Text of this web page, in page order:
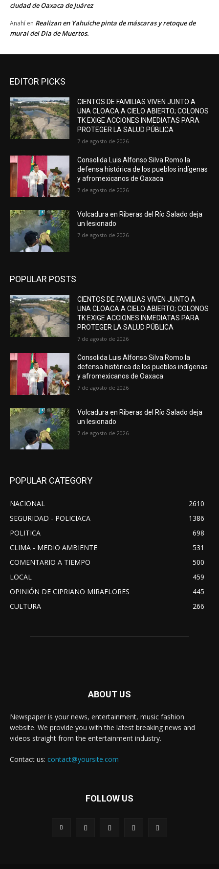
ciudad de Oaxaca de Juárez
Anahí en Realizan en Yahuiche pinta de máscaras y retoque de
mural del Día de Muertos.
EDITOR PICKS
CIENTOS DE FAMILIAS VIVEN JUNTO A
UNA CLOACA A CIELO ABIERTO; COLONOS
TK EXIGE ACCIONES INMEDIATAS PARA
PROTEGER LA SALUD PÚBLICA
7 de agosto de 2026
Consolida Luis Alfonso Silva Romo la
defensa histórica de los pueblos indígenas
y afromexicanos de Oaxaca
7 de agosto de 2026
Volcadura en Riberas del Río Salado deja
un lesionado
7 de agosto de 2026
POPULAR POSTS
CIENTOS DE FAMILIAS VIVEN JUNTO A
UNA CLOACA A CIELO ABIERTO; COLONOS
TK EXIGE ACCIONES INMEDIATAS PARA
PROTEGER LA SALUD PÚBLICA
7 de agosto de 2026
Consolida Luis Alfonso Silva Romo la
defensa histórica de los pueblos indígenas
y afromexicanos de Oaxaca
7 de agosto de 2026
Volcadura en Riberas del Río Salado deja
un lesionado
7 de agosto de 2026
POPULAR CATEGORY
NACIONAL
2610
SEGURIDAD - POLICIACA
1386
POLITICA
698
CLIMA - MEDIO AMBIENTE
531
COMENTARIO A TIEMPO
500
LOCAL
459
OPINIÓN DE CIPRIANO MIRAFLORES
445
CULTURA
266
ABOUT US
Newspaper is your news, entertainment, music fashion
website. We provide you with the latest breaking news and
videos straight from the entertainment industry.
Contact us: contact@yoursite.com
FOLLOW US